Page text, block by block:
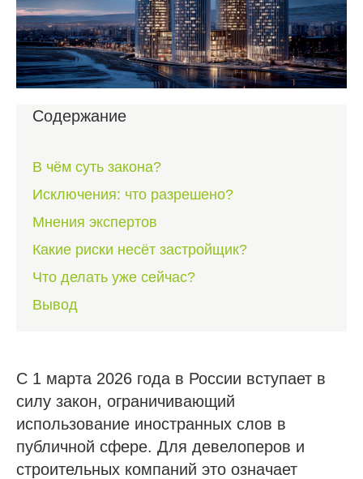
Содержание
В чём суть закона?
Исключения: что разрешено?
Мнения экспертов
Какие риски несёт застройщик?
Что делать уже сейчас?
Вывод
С 1 марта 2026 года в России вступает в
силу закон, ограничивающий
использование иностранных слов в
публичной сфере. Для девелоперов и
строительных компаний это означает